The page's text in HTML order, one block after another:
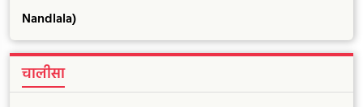
Nandlala)
चालीसा